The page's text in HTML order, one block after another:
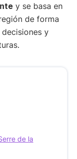
y se basa en
de forma
y
de la